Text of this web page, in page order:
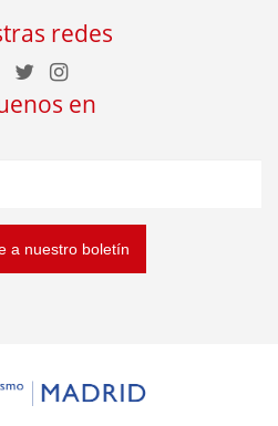
redes
en
a nuestro boletín